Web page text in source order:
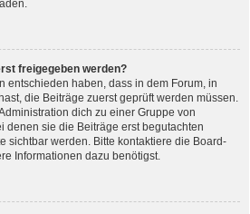
freigegeben werden?
entschieden haben, dass in dem Forum, in
die Beiträge zuerst geprüft werden müssen.
dich zu einer Gruppe von
denen sie die Beiträge erst begutachten
sichtbar werden. Bitte kontaktiere die Board-
Informationen dazu benötigst.